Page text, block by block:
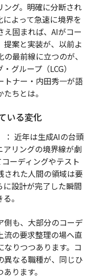
ング。明確に分断され
よって急速に境界を
固まれば、AIがコー
提案と実装が、以前よ
最前線に立つのが、
グループ（LCG）
トナー・内田秀一が語
ちとは。
いる変化
： 近年は生成AIの台頭
リングの境界線が劇
ーディングやテスト
された人間の領域は要
設計が完了した瞬間
。
側も、大部分のコーデ
流の要求整理の場へ直
りつつあります。コ
異なる職種が、同じひ
ります。